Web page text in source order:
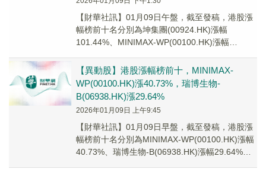
【財華社訊】01月09日午盤，截至發稿，港股漲
幅榜前十名分別為坤集團(00924.HK)漲幅
101.44%、MINIMAX-WP(00100.HK)漲幅
【異動股】港股漲幅榜前十，MINIMAX-
WP(00100.HK)漲40.73%，瑞博生物-
B(06938.HK)漲29.64%
2026年01月09日 上午9:45
【財華社訊】01月09日早盤，截至發稿，港股漲
幅榜前十名分別為MINIMAX-WP(00100.HK)漲幅
40.73%、瑞博生物-B(06938.HK)漲幅29.64%、